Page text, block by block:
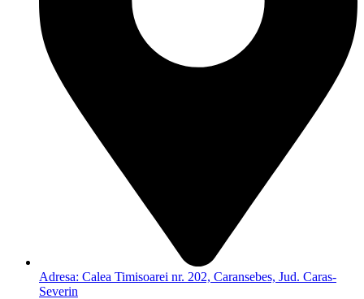
Adresa: Calea Timisoarei nr. 202, Caransebes, Jud. Caras-
Severin